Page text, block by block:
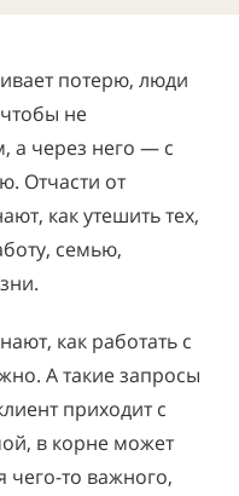
потерю, люди
не
а через него — с
Отчасти от
как утешить тех,
семью,
как работать с
А такие запросы
приходит с
в корне может
чего-то важного,